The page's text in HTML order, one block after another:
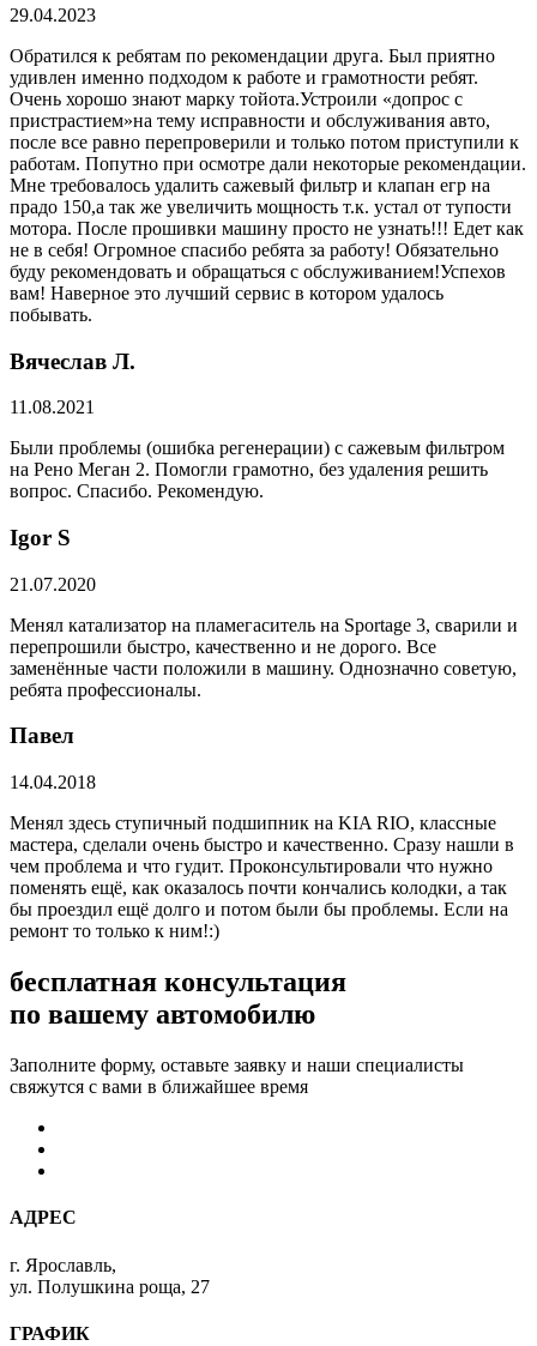
29.04.2023
Обратился к ребятам по рекомендации друга. Был приятно
удивлен именно подходом к работе и грамотности ребят.
Очень хорошо знают марку тойота.Устроили «допрос с
пристрастием»на тему исправности и обслуживания авто,
после все равно перепроверили и только потом приступили к
работам. Попутно при осмотре дали некоторые рекомендации.
Мне требовалось удалить сажевый фильтр и клапан егр на
прадо 150,а так же увеличить мощность т.к. устал от тупости
мотора. После прошивки машину просто не узнать!!! Едет как
не в себя! Огромное спасибо ребята за работу! Обязательно
буду рекомендовать и обращаться с обслуживанием!Успехов
вам! Наверное это лучший сервис в котором удалось
побывать.
Вячеслав Л.
11.08.2021
Были проблемы (ошибка регенерации) с сажевым фильтром
на Рено Меган 2. Помогли грамотно, без удаления решить
вопрос. Спасибо. Рекомендую.
​Igor S
21.07.2020
Менял катализатор на пламегаситель на Sportage 3, сварили и
перепрошили быстро, качественно и не дорого. Все
заменённые части положили в машину. Однозначно советую,
ребята профессионалы.
Павел
14.04.2018
Менял здесь ступичный подшипник на KIA RIO, классные
мастера, сделали очень быстро и качественно. Сразу нашли в
чем проблема и что гудит. Проконсультировали что нужно
поменять ещё, как оказалось почти кончались колодки, а так
бы проездил ещё долго и потом были бы проблемы. Если на
ремонт то только к ним!:)
бесплатная консультация
по вашему автомобилю
Заполните форму, оставьте заявку и наши специалисты
свяжутся с вами в ближайшее время
АДРЕС
г. Ярославль,
ул. Полушкина роща, 27
ГРАФИК